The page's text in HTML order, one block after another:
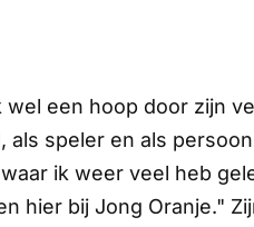
een hoop door zijn
speler en als
ik weer veel heb
hier bij Jong Oranje."